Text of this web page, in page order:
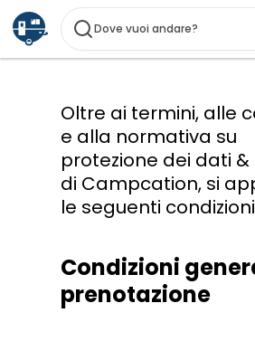
Dove vuoi andare?
Oltre ai termini, alle
e alla normativa su
protezione dei dati &
di Campcation, si
le seguenti
Condizioni
prenotazione